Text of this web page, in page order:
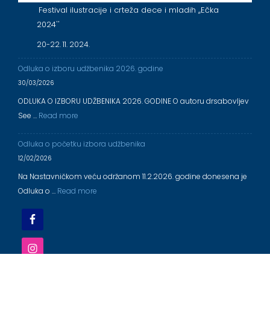
Festival ilustracije i crteža dece i mladih ,,Ečka
2024''
20-22. 11. 2024.
Odluka o izboru udžbenika 2026. godine
30/03/2026
ODLUKA O IZBORU UDŽBENIKA 2026. GODINE O autoru drsabovljev
See … Read more
Odluka o početku izbora udžbenika
12/02/2026
Na Nastavničkom veću održanom 11.2.2026. godine donesena je
Odluka o … Read more